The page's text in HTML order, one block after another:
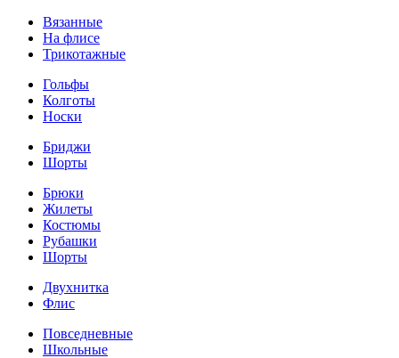
Вязанные
На флисе
Трикотажные
Гольфы
Колготы
Носки
Бриджи
Шорты
Брюки
Жилеты
Костюмы
Рубашки
Шорты
Двухнитка
Флис
Повседневные
Школьные